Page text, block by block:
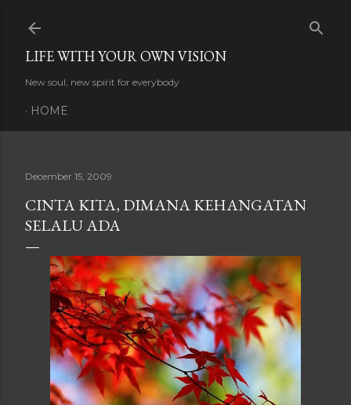
LIFE WITH YOUR OWN VISION
New soul, new spirit for everybody
HOME
December 15, 2009
CINTA KITA, DIMANA KEHANGATAN
SELALU ADA